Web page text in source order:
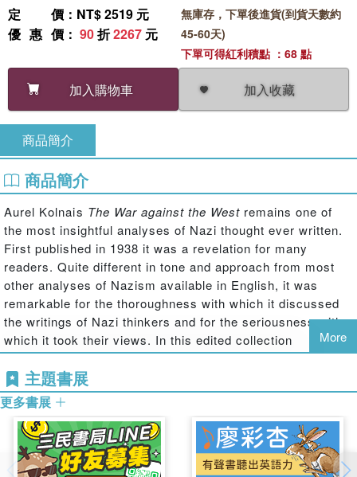
定價 ：NT$ 2519 元
優惠價 ： 90折2267 元
加入購物車 加入收藏
無庫存，下單後進貨(到貨天數約
45-60天)
下單可得紅利積點 ：68 點
商品簡介
商品簡介
Aurel Kolnais The War against the West remains one of
the most insightful analyses of Nazi thought ever written.
First published in 1938 it was a revelation for many
readers. Quite different in tone and approach from most
other analyses of Nazism available in English, it was
remarkable for the thoroughness with which it discussed
the writings of Nazi thinkers and for the seriousness with
which it took their views. In this edited collection
published eighty years after the original book, a team of
distinguished scholars reassess this classic text and also
consider its continued relevance to contemporary politics.
They address issues such as the comparison of Nazism
and communism, anti-Semitism, British and American
perceptions of the Reich before the war and the Nazi legal
theory of Carl Schmitt. This book is a vital source for
More
主題書展
更多書展